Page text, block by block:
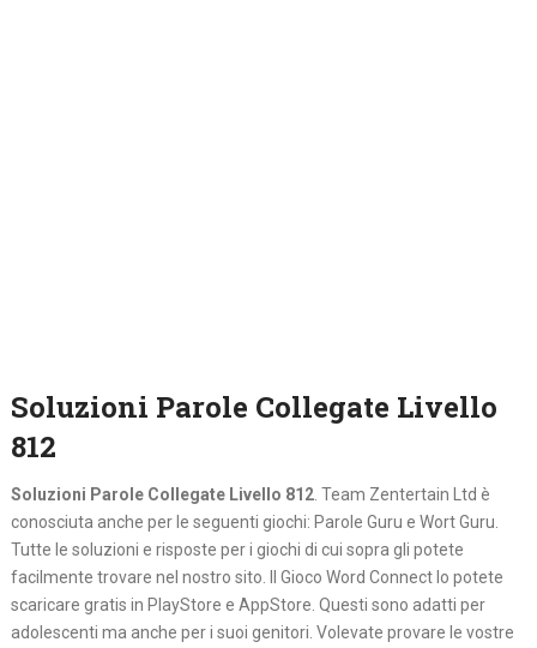
Soluzioni Parole Collegate Livello
812
Soluzioni Parole Collegate Livello 812. Team Zentertain Ltd è
conosciuta anche per le seguenti giochi: Parole Guru e Wort Guru.
Tutte le soluzioni e risposte per i giochi di cui sopra gli potete
facilmente trovare nel nostro sito. Il Gioco Word Connect lo potete
scaricare gratis in PlayStore e AppStore. Questi sono adatti per
adolescenti ma anche per i suoi genitori. Volevate provare le vostre